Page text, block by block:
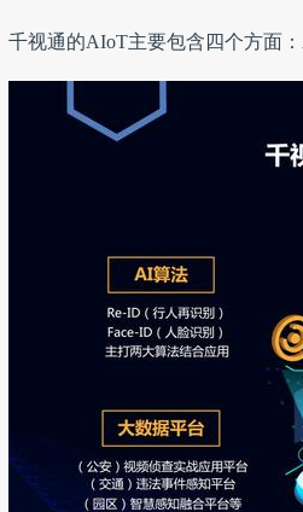
千视通的AIoT主要包含四个方面